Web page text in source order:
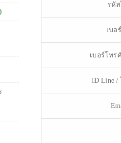
รหั
เบอ
เบอร์โทร
ID Line /